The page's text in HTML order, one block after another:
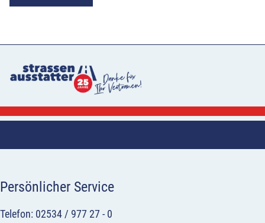
Persönlicher Service
Telefon: 02534 / 977 27 - 0